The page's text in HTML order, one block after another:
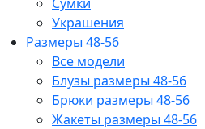
Украшения
Размеры 48-56
Все модели
Блузы размеры 48-56
Брюки размеры 48-56
Жакеты размеры 48-56